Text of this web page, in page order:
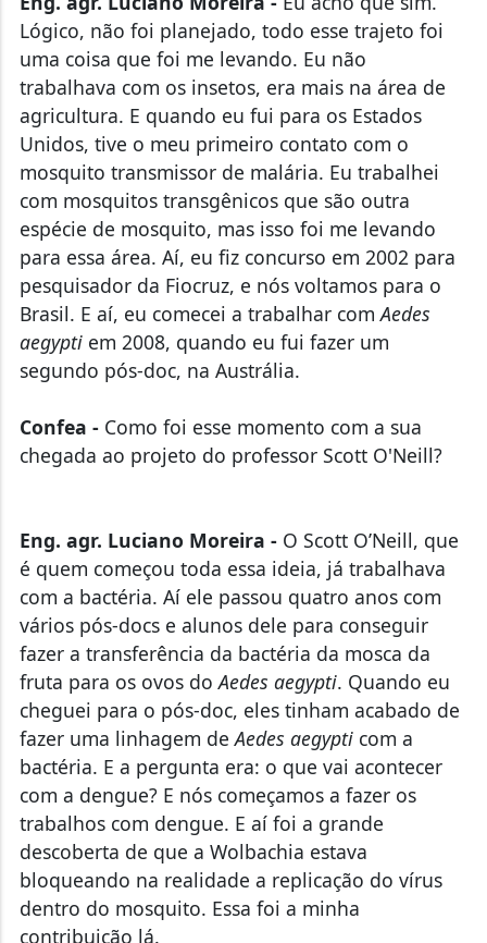
Lógico, não foi planejado, todo esse trajeto foi
uma coisa que foi me levando. Eu não
trabalhava com os insetos, era mais na área de
agricultura. E quando eu fui para os Estados
Unidos, tive o meu primeiro contato com o
mosquito transmissor de malária. Eu trabalhei
com mosquitos transgênicos que são outra
espécie de mosquito, mas isso foi me levando
para essa área. Aí, eu fiz concurso em 2002 para
pesquisador da Fiocruz, e nós voltamos para o
Brasil. E aí, eu comecei a trabalhar com Aedes
aegyptiem 2008, quando eu fui fazer um
segundo pós-doc, na Austrália.
chegada ao projeto do professor Scott O'Neill?
é quem começou toda essa ideia, já trabalhava
com a bactéria. Aí ele passou quatro anos com
vários pós-docs e alunos dele para conseguir
fazer a transferência da bactéria da mosca da
fruta para os ovos doAedes aegypti. Quando eu
cheguei para o pós-doc, eles tinham acabado de
fazer uma linhagem deAedes aegypti com a
bactéria. E a pergunta era: o que vai acontecer
com a dengue? E nós começamos a fazer os
trabalhos com dengue. E aí foi a grande
descoberta de que a Wolbachia estava
bloqueando na realidade a replicação do vírus
dentro do mosquito. Essa foi a minha
contribuição lá.